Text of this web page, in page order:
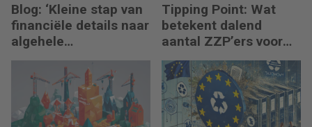
Blog: ‘Kleine stap van
financiële details naar
algehele
duurzaamheid ‘
Tipping Point: Wat
betekent dalend
aantal ZZP’ers voor
financiële planning?